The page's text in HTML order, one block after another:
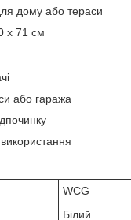
дому або тераси
х 71 см
або гаража
WCG
Білий